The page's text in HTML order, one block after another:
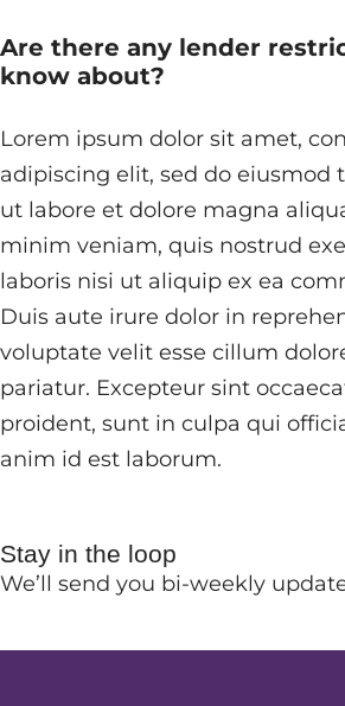
Are there any lender
know about?
Lorem ipsum dolor sit amet,
adipiscing elit, sed do
ut labore et dolore magna
minim veniam, quis nostrud
laboris nisi ut aliquip ex ea
Duis aute irure dolor in
voluptate velit esse cillum
pariatur. Excepteur sint
proident, sunt in culpa qui
anim id est laborum.
Stay in the loop
We’ll send you bi-weekly